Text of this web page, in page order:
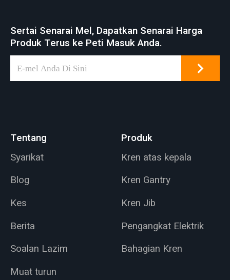
Sertai Senarai Mel, Dapatkan Senarai Harga
Produk Terus ke Peti Masuk Anda.
Tentang
Syarikat
Blog
Kes
Berita
Soalan Lazim
Muat turun
Produk
Kren atas kepala
Kren Gantry
Kren Jib
Pengangkat Elektrik
Bahagian Kren